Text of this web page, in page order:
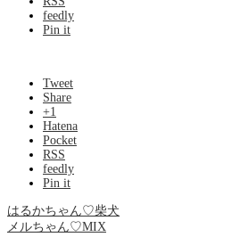
feedly
Pin it
Tweet
Share
+1
Hatena
Pocket
RSS
feedly
Pin it
はるかちゃん♡柴犬
メルちゃん♡MIX